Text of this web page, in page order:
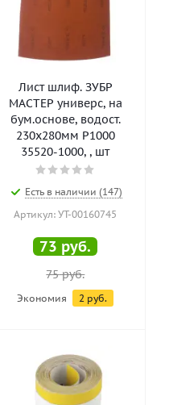
Лист шлиф. ЗУБР
МАСТЕР универс, на
бум.основе, водост.
230х280мм Р1000
35520-1000, , шт
Есть в наличии (147)
Артикул: УТ-00160745
73 руб.
75руб.
Экономия 2 руб.